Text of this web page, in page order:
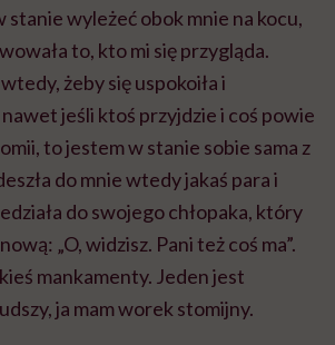
stanie wyleżeć obok mnie na kocu,
to, kto mi się przygląda.
żeby się uspokoiła i
jeśli ktoś przyjdzie i coś powie
to jestem w stanie sobie sama z
do mnie wtedy jakaś para i
do swojego chłopaka, który
„O, widzisz. Pani też coś ma”.
mankamenty. Jeden jest
ja mam worek stomijny.